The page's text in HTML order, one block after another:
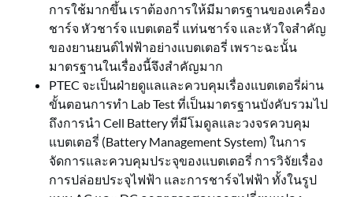
การใช้มากขึ้น เราต้องการให้มีมาตรฐานของเครื่อง
ชาร์จ หัวชาร์จ แบตเตอรี่ แท่นชาร์จ และหัวใจสำคัญ
ของยานยนต์ไฟฟ้าอย่างแบตเตอรี่ เพราะฉะนั้น
มาตรฐานในเรื่องนี้จึงสำคัญมาก
PTEC จะเป็นฝ่ายดูแลและควบคุมเรื่องแบตเตอรี่ผ่าน
ขั้นตอนการทำ Lab Test ที่เป็นมาตรฐานบังคับรวมไป
ถึงการนำ Cell Battery ที่มีโมดูลและวงจรควบคุม
แบตเตอรี่ (Battery Management System) ในการ
จัดการและควบคุมประจุของแบตเตอรี่ การวิจัยเรื่อง
การปล่อยประจุไฟฟ้า และการชาร์จไฟฟ้า ทั้งในรูป